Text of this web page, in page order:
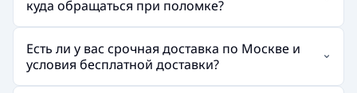
куда обращаться при поломке?
Есть ли у вас срочная доставка по Москве и
условия бесплатной доставки?